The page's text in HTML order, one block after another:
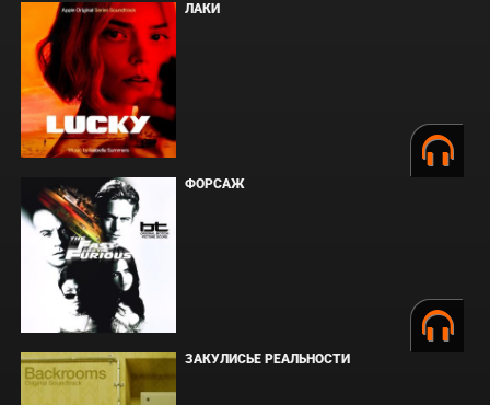
ЛАКИ
ФОРСАЖ
ЗАКУЛИСЬЕ РЕАЛЬНОСТИ